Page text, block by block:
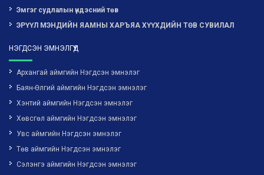
Эмгэг судлалын үндэсний төв
ЭРҮҮЛ МЭНДИЙН ЯАМНЫ ХАРЪЯА ХҮҮХДИЙН ТӨВ СУВИЛАЛ
НЭГДСЭН ЭМНЭЛГҮҮД
Архангай аймгийн Нэгдсэн эмнэлэг
Баян-Өлгий аймгийн Нэгдсэн эмнэлэг
Хэнтий аймгийн Нэгдсэн эмнэлэг
Хөвсгөл аймгийн Нэгдсэн эмнэлэг
Увс аймгийн Нэгдсэн эмнэлэг
Төв аймгийн Нэгдсэн эмнэлэг
Сэлэнгэ аймгийн Нэгдсэн эмнэлэг